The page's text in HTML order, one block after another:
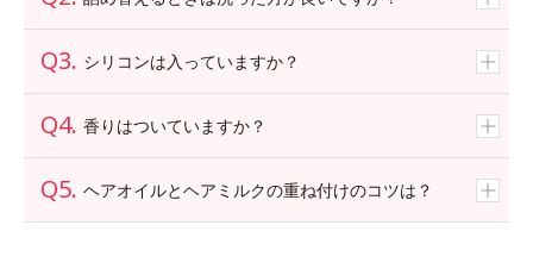
シリコンは入っていますか？
香りはついていますか？
ヘアオイルとヘアミルクの重ね付けのコツは？